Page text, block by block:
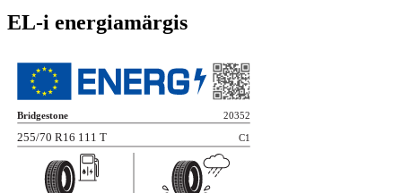
EL-i energiamärgis